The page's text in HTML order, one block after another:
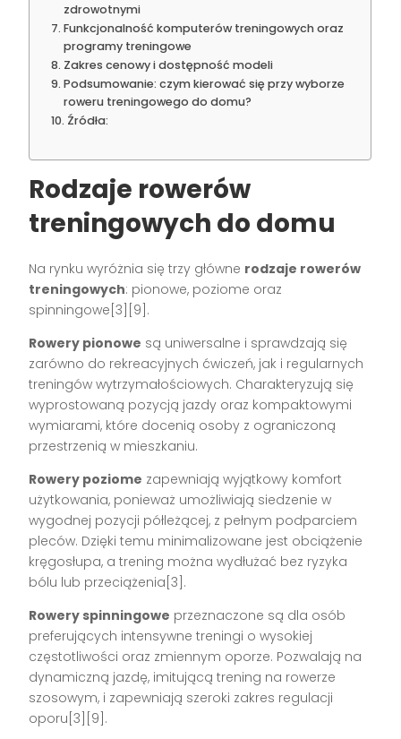
zdrowotnymi
Funkcjonalność komputerów treningowych oraz
programy treningowe
Zakres cenowy i dostępność modeli
Podsumowanie: czym kierować się przy wyborze
roweru treningowego do domu?
Źródła:
Rodzaje rowerów
treningowych do domu
Na rynku wyróżnia się trzy główne rodzaje rowerów
treningowych: pionowe, poziome oraz
spinningowe[3][9].
Rowery pionowe są uniwersalne i sprawdzają się
zarówno do rekreacyjnych ćwiczeń, jak i regularnych
treningów wytrzymałościowych. Charakteryzują się
wyprostowaną pozycją jazdy oraz kompaktowymi
wymiarami, które docenią osoby z ograniczoną
przestrzenią w mieszkaniu.
Rowery poziome zapewniają wyjątkowy komfort
użytkowania, ponieważ umożliwiają siedzenie w
wygodnej pozycji półleżącej, z pełnym podparciem
pleców. Dzięki temu minimalizowane jest obciążenie
kręgosłupa, a trening można wydłużać bez ryzyka
bólu lub przeciążenia[3].
Rowery spinningowe przeznaczone są dla osób
preferujących intensywne treningi o wysokiej
częstotliwości oraz zmiennym oporze. Pozwalają na
dynamiczną jazdę, imitującą trening na rowerze
szosowym, i zapewniają szeroki zakres regulacji
oporu[3][9].